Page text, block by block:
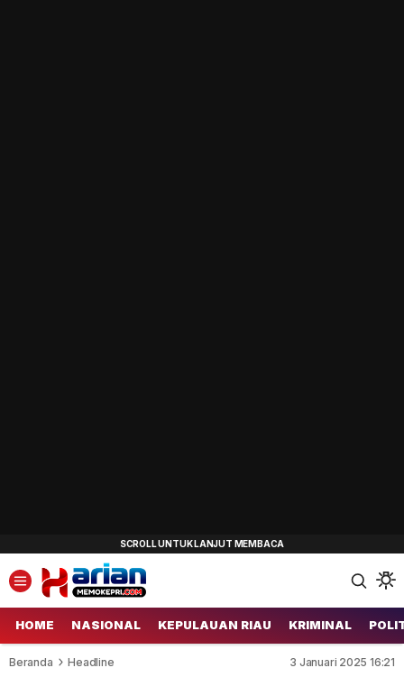
HOME NASIONAL KEPULAUAN RIAU KRIMINAL
Beranda Headline 3 Januari 2025 16:21